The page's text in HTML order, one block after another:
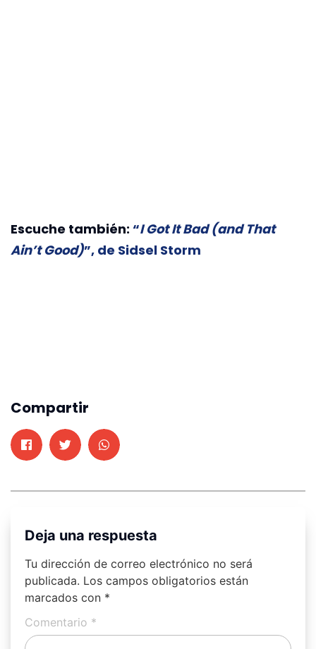
Escuche también: “I Got It Bad (and That
Ain’t Good)”, de Sidsel Storm
Compartir
Deja una respuesta
Tu dirección de correo electrónico no será
publicada. Los campos obligatorios están
marcados con *
Comentario *